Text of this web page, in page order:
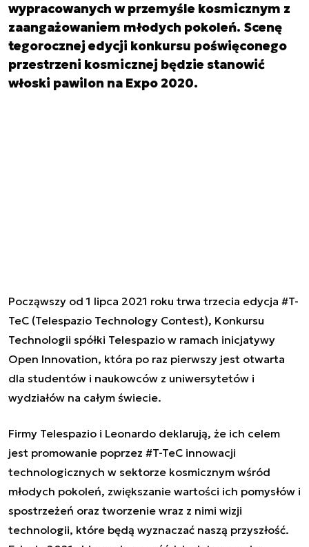
wypracowanych w przemyśle kosmicznym z
zaangażowaniem młodych pokoleń. Scenę
tegorocznej edycji konkursu poświęconego
przestrzeni kosmicznej będzie stanowić
włoski pawilon na Expo 2020.
Począwszy od 1 lipca 2021 roku trwa trzecia edycja #T-
TeC (Telespazio Technology Contest), Konkursu
Technologii spółki Telespazio w ramach inicjatywy
Open Innovation, która po raz pierwszy jest otwarta
dla studentów i naukowców z uniwersytetów i
wydziałów na całym świecie.
Firmy Telespazio i Leonardo deklarują, że ich celem
jest promowanie poprzez #T-TeC innowacji
technologicznych w sektorze kosmicznym wśród
młodych pokoleń, zwiększanie wartości ich pomysłów i
spostrzeżeń oraz tworzenie wraz z nimi wizji
technologii, które będą wyznaczać naszą przyszłość.